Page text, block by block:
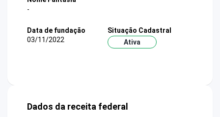
-
Data de fundação
03/11/2022
Situação Cadastral
Ativa
Dados da receita federal